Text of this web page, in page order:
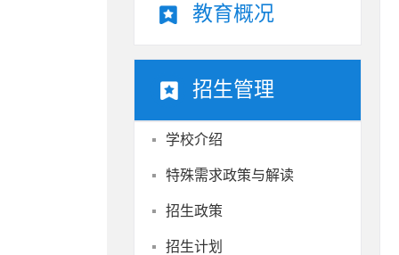
教育概况
招生管理
学校介绍
特殊需求政策与解读
招生政策
招生计划